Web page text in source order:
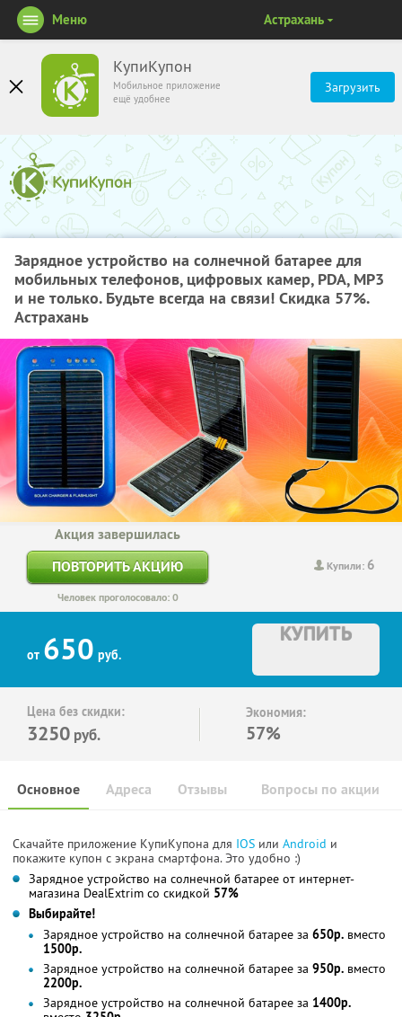
КупиКупон
Мобильное приложение
ещё удобнее
Загрузить
Меню Астрахань
Зарядное устройство на солнечной батарее для
мобильных телефонов, цифровых камер, PDA, MP3
и не только. Будьте всегда на связи! Скидка 57%.
Астрахань
Купили: 6
Акция завершилась
ПОВТОРИТЬ АКЦИЮ
Человек проголосовало: 0
от 650 руб.
КУПИТЬ
Цена без скидки:
3250 руб.
Экономия:
57%
Основное Отзывы Вопросы по акции
Адреса
Скачайте приложение КупиКупона для IOS или Android и
покажите купон с экрана смартфона. Это удобно :)
Зарядное устройство на солнечной батарее от интернет-
магазина DealExtrim со скидкой 57%
Выбирайте!
Зарядное устройство на солнечной батарее за 650р. вместо
1500р.
Зарядное устройство на солнечной батарее за 950р. вместо
2200р.
Зарядное устройство на солнечной батарее за 1400р.